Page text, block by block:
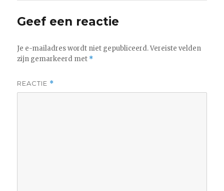
Geef een reactie
Je e-mailadres wordt niet gepubliceerd. Vereiste velden
zijn gemarkeerd met *
REACTIE *